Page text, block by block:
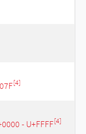
[4]
- U+FFFF[4]